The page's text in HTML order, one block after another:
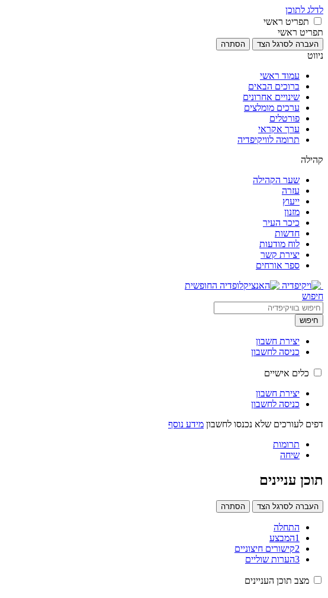
לדלג לתוכן
תפריט ראשי
תפריט ראשי
העברה לסרגל הצד הסתרה
ניווט
עמוד ראשי
ברוכים הבאים
שינויים אחרונים
ערכים מומלצים
פורטלים
ערך אקראי
תרומה לוויקיפדיה
קהילה
שער הקהילה
עזרה
ייעוץ
מזנון
כיכר העיר
חדשות
לוח מודעות
יצירת קשר
ספר אורחים
חיפוש
חיפוש
יצירת חשבון
כניסה לחשבון
כלים אישיים
יצירת חשבון
כניסה לחשבון
דפים לעורכים שלא נכנסו לחשבון מידע נוסף
תרומות
שיחה
תוכן עניינים
העברה לסרגל הצד הסתרה
התחלה
1המבצע
2קישורים חיצוניים
3הערות שוליים
מצב תוכן העניינים